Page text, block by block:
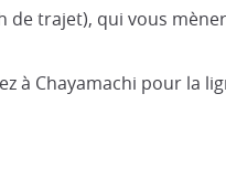
de trajet), qui vous
à Chayamachi pour la